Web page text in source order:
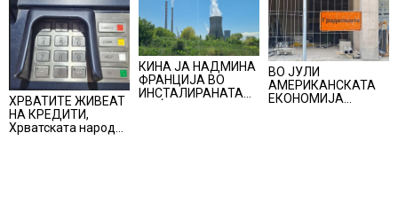
ХРВАТИТЕ ЖИВЕАТ
НА КРЕДИТИ,
Хрватската народна
КИНА ЈА НАДМИНА
ФРАНЦИЈА ВО
ИНСТАЛИРАНАТА
ВО ЈУЛИ
АМЕРИКАНСКАТА
ЕКОНОМИЈА